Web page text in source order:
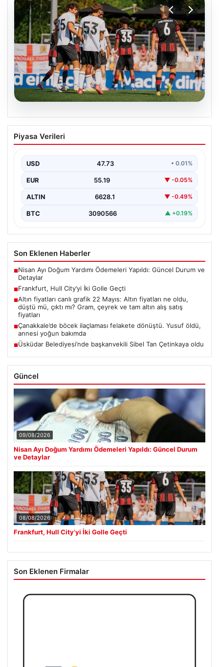
Frankfurt, Hull City’yi İki Golle Geçti
Almanya’nın köklü kulüplerinden Eintracht Frankfurt,
Piyasa Verileri
USD 47.73 • 0.01%
EUR 55.19 ▼ -0.05%
ALTIN 6628.1 ▼ -0.49%
BTC 3090566 ▲ +0.19%
Son Eklenen Haberler
■Nisan Ayı Doğum Yardımı Ödemeleri Yapıldı: Güncel Durum ve
Detaylar
■Frankfurt, Hull City’yi İki Golle Geçti
■Altın fiyatları canlı grafik 22 Mayıs: Altın fiyatları ne oldu,
düştü mü, çıktı mı? Gram, çeyrek ve tam altın alış satış
fiyatları
■Çanakkale’de böcek ilaçlaması felakete dönüştü. Yusuf öldü,
annesi yoğun bakımda
■Üsküdar Belediyesi’nde başkanvekili Sibel Tan Çetinkaya oldu
Güncel
09/08/2026
Nisan Ayı Doğum Yardımı Ödemeleri Yapıldı: Güncel Durum
ve Detaylar
08/08/2026
Frankfurt, Hull City’yi İki Golle Geçti
Son Eklenen Firmalar